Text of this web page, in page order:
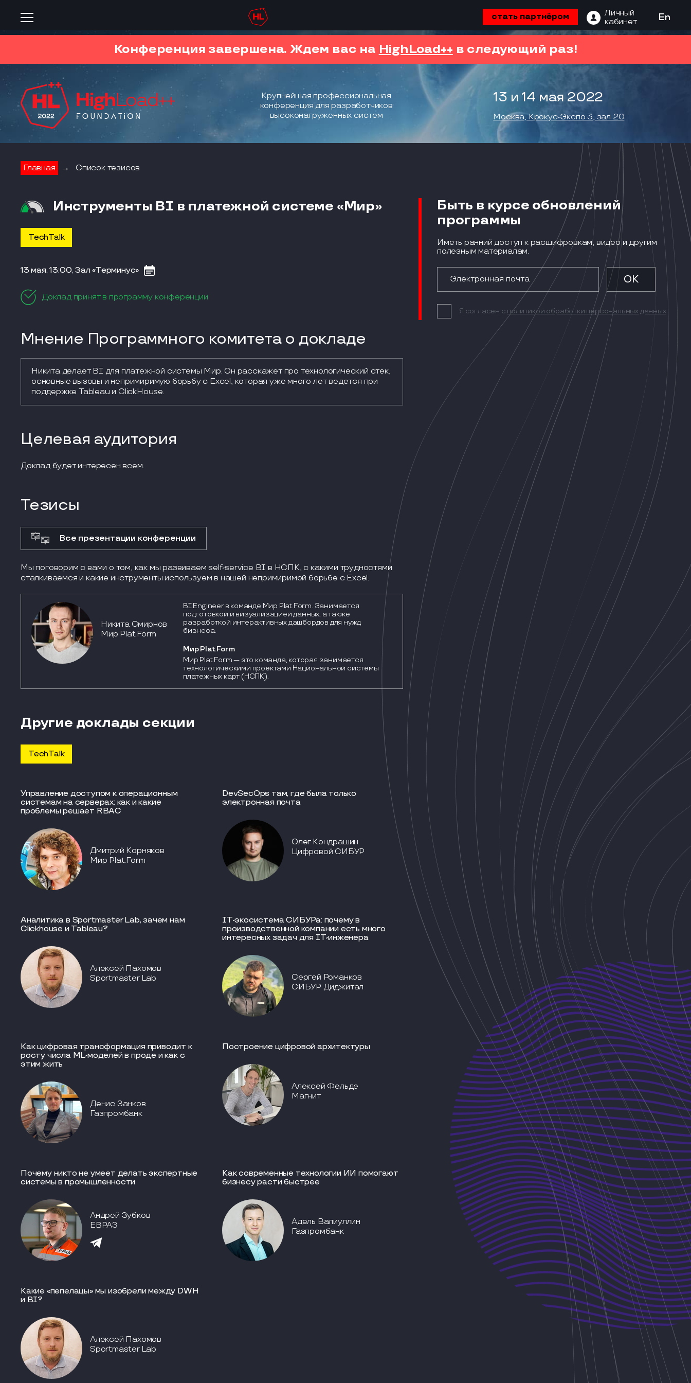
стать партнёром
Личный
кабинет
En
Конференция завершена. Ждем вас на HighLoad++ в следующий раз!
Крупнейшая профессиональная
конференция для разработчиков
высоконагруженных систем
13 и 14 мая 2022
Москва, Крокус-Экспо 3, зал 20
Главная → Список тезисов
Инструменты BI в платежной системе «Мир»
TechTalk
13 мая, 13:00, Зал «Терминус»
Доклад принят в программу конференции
Мнение Программного комитета о докладе
Никита делает BI для платежной системы Мир. Он расскажет про технологический стек,
основные вызовы и непримиримую борьбу с Excel, которая уже много лет ведется при
поддержке Tableau и ClickHouse.
Целевая аудитория
Доклад будет интересен всем.
Тезисы
Все презентации конференции
Мы поговорим с вами о том, как мы развиваем self-service BI в НСПК, с какими трудностями
сталкиваемся и какие инструменты используем в нашей непримиримой борьбе с Excel.
Никита Смирнов
Мир Plat.Form
BI Engineer в команде Мир Plat.Form. Занимается
подготовкой и визуализацией данных, а также
разработкой интерактивных дашбордов для нужд
бизнеса.
Мир Plat.Form
Мир Plat.Form — это команда, которая занимается
технологическими проектами Национальной системы
платежных карт (НСПК).
Другие доклады секции
TechTalk
Управление доступом к операционным
системам на серверах: как и какие
проблемы решает RBAC
Дмитрий Корняков
Мир Plat.Form
DevSecOps там, где была только
электронная почта
Олег Кондрашин
Цифровой СИБУР
Аналитика в Sportmaster Lab, зачем нам
Clickhouse и Tableau?
Алексей Пахомов
Sportmaster Lab
IT-экосистема СИБУРа: почему в
производственной компании есть много
интересных задач для IT-инженера
Сергей Романков
СИБУР Диджитал
Как цифровая трансформация приводит к
росту числа ML-моделей в проде и как с
этим жить
Денис Занков
Газпромбанк
Построение цифровой архитектуры
Алексей Фельде
Магнит
Почему никто не умеет делать экспертные
системы в промышленности
Андрей Зубков
ЕВРАЗ
Как современные технологии ИИ помогают
бизнесу расти быстрее
Адель Валиуллин
Газпромбанк
Какие «пепелацы» мы изобрели между DWH
и BI?
Алексей Пахомов
Sportmaster Lab
Быть в курсе обновлений
программы
Иметь ранний доступ к расшифровкам, видео и другим
полезным материалам.
Я согласен с политикой обработки персональных данных